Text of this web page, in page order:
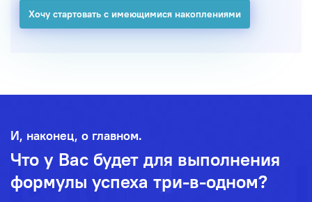
Хочу стартовать с имеющимися накоплениями
И, наконец, о главном.
Что у Вас будет для выполнения
формулы успеха три-в-одном?